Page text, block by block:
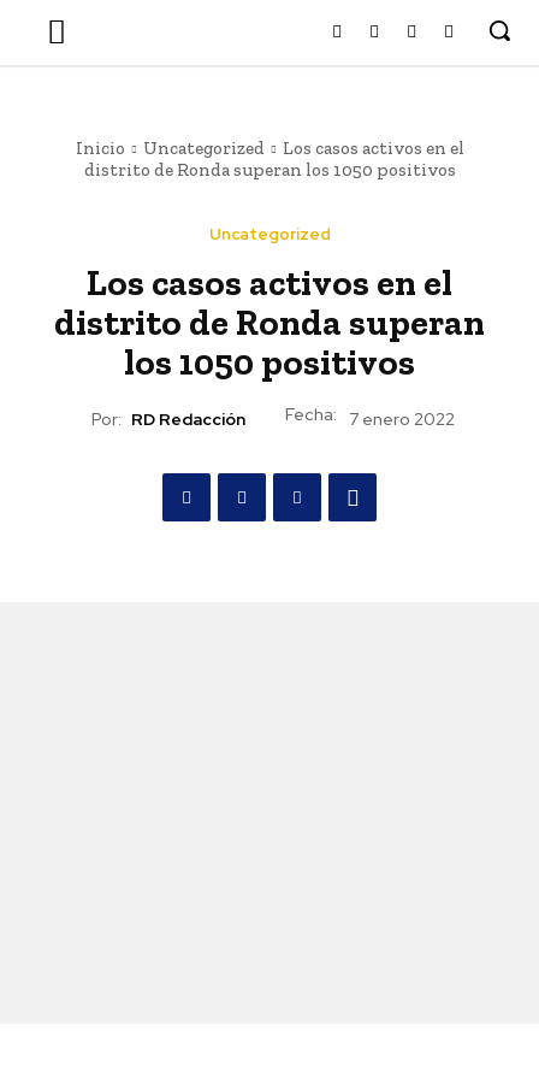
Inicio Uncategorized
Los casos activos en el
distrito de Ronda superan los 1050 positivos
Uncategorized
Los casos activos en el
distrito de Ronda superan
los 1050 positivos
Por: RD Redacción Fecha: 7 enero 2022